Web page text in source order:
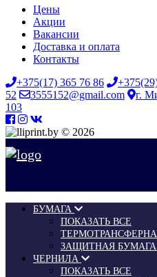
Цены
Акции
Вакансии
Доставка и оплата
Контакты
+375(17) 365 76 86
52
3555152@gmail.com
г.
103
© 2026
БУМАГА
ПОКАЗАТЬ ВСЕ
ЗАЩИТНАЯ
ЧЕРНИЛА
ПОКАЗАТЬ ВСЕ